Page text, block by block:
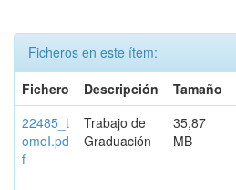
Ficheros en este ítem:
Fichero
Descripción Tamaño
22485_t
omoI.pd
f
Trabajo de
Graduación
35,87
MB